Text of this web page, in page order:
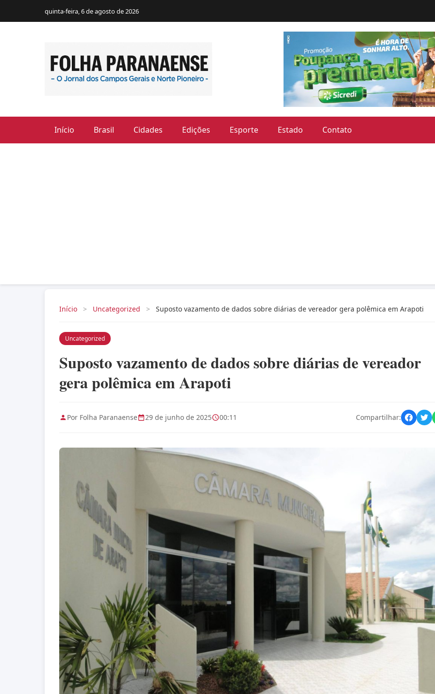
quinta-feira, 6 de agosto de 2026
Início Brasil Cidades Edições Esporte Estado Contato
Início > Uncategorized > Suposto vazamento de dados sobre diárias de vereador gera polêmica em Arapoti
Uncategorized
Suposto vazamento de dados sobre diárias de vereador
gera polêmica em Arapoti
Por Folha Paranaense 29 de junho de 2025 00:11 Compartilhar: